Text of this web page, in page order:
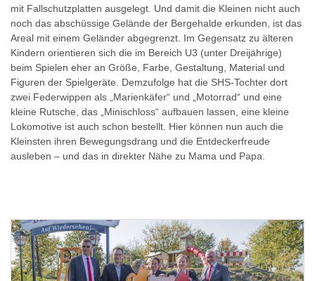
mit Fallschutzplatten ausgelegt. Und damit die Kleinen nicht auch
noch das abschüssige Gelände der Bergehalde erkunden, ist das
Areal mit einem Geländer abgegrenzt. Im Gegensatz zu älteren
Kindern orientieren sich die im Bereich U3 (unter Dreijährige)
beim Spielen eher an Größe, Farbe, Gestaltung, Material und
Figuren der Spielgeräte. Demzufolge hat die SHS-Tochter dort
zwei Federwippen als „Marienkäfer“ und „Motorrad“ und eine
kleine Rutsche, das „Minischloss“ aufbauen lassen, eine kleine
Lokomotive ist auch schon bestellt. Hier können nun auch die
Kleinsten ihren Bewegungsdrang und die Entdeckerfreude
ausleben – und das in direkter Nähe zu Mama und Papa.